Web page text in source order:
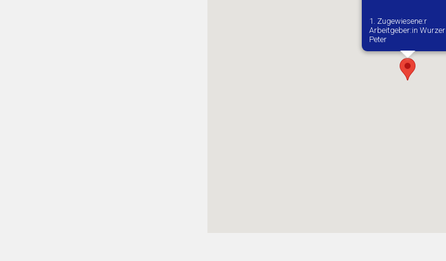
1. Zugewiesene:r
Arbeitgeber:in​ Wurzer
Peter